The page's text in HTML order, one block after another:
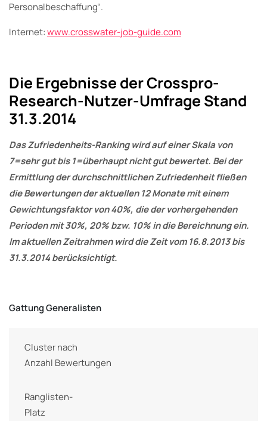
Personalbeschaffung“.
Internet:www.crosswater-job-guide.com
Die Ergebnisse der Crosspro-
Research-Nutzer-Umfrage Stand
31.3.2014
Das Zufriedenheits-Ranking wird auf einer Skala von
7=sehr gut bis 1=überhaupt nicht gut bewertet. Bei der
Ermittlung der durchschnittlichen Zufriedenheit fließen
die Bewertungen der aktuellen 12 Monate mit einem
Gewichtungsfaktor von 40%, die der vorhergehenden
Perioden mit 30%, 20% bzw. 10% in die Bereichnung ein.
Im aktuellen Zeitrahmen wird die Zeit vom 16.8.2013 bis
31.3.2014 berücksichtigt.
Gattung Generalisten
Cluster nach
Anzahl Bewertungen
Ranglisten-
Platz